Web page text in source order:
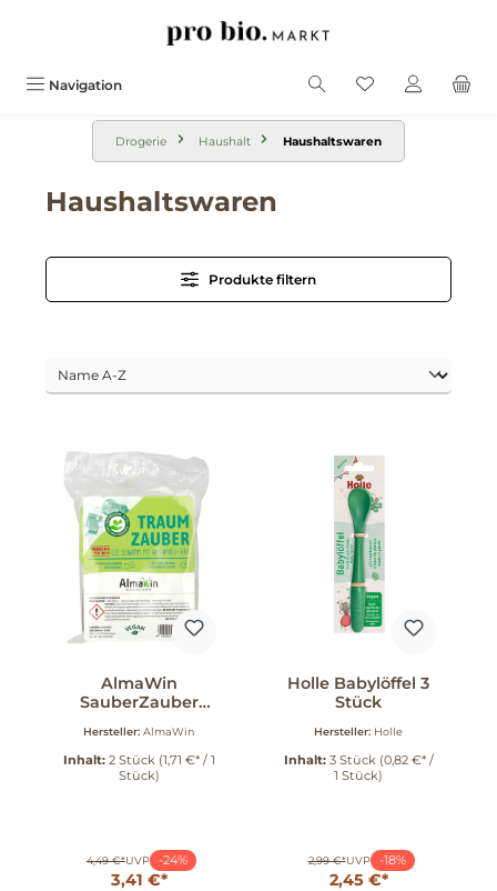
Navigation
Drogerie Haushalt Haushaltswaren
Haushaltswaren
Produkte filtern
AlmaWin
SauberZauber
Stück
Hersteller: AlmaWin
Inhalt: 2 Stück (1,71 €* / 1
Stück)
4,49 €*UVP -24%
3,41 €*
Holle Babylöffel 3
Stück
Hersteller: Holle
Inhalt: 3 Stück (0,82 €* /
1 Stück)
2,99 €*UVP -18%
2,45 €*